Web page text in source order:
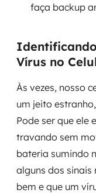
Suporte a banco
Billing Cloud
Gestão de
Escalar com
Pentest
faça backup
Vírus no
Às vezes, nosso
um jeito
Pode ser que ele
travando sem
bateria sumindo
alguns dos sinais
bem e que um